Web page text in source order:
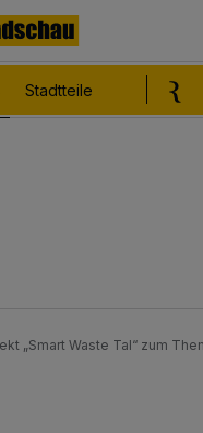
Stadtteile
„Smart Waste Tal“ zum